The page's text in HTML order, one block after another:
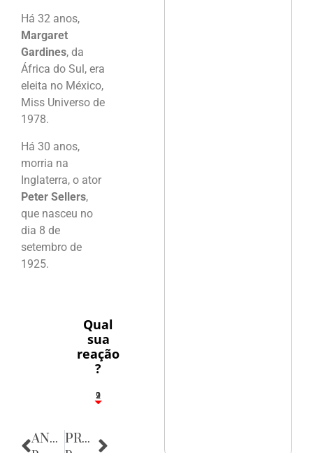
Há 32 anos,
Margaret
Gardines, da
África do Sul, era
eleita no México,
Miss Universo de
1978.
Há 30 anos,
morria na
Inglaterra, o ator
Peter Sellers,
que nasceu no
dia 8 de
setembro de
1925.
Qual
sua
reação
?
2
1
2
9
ANTERIOR PRÓXIMA